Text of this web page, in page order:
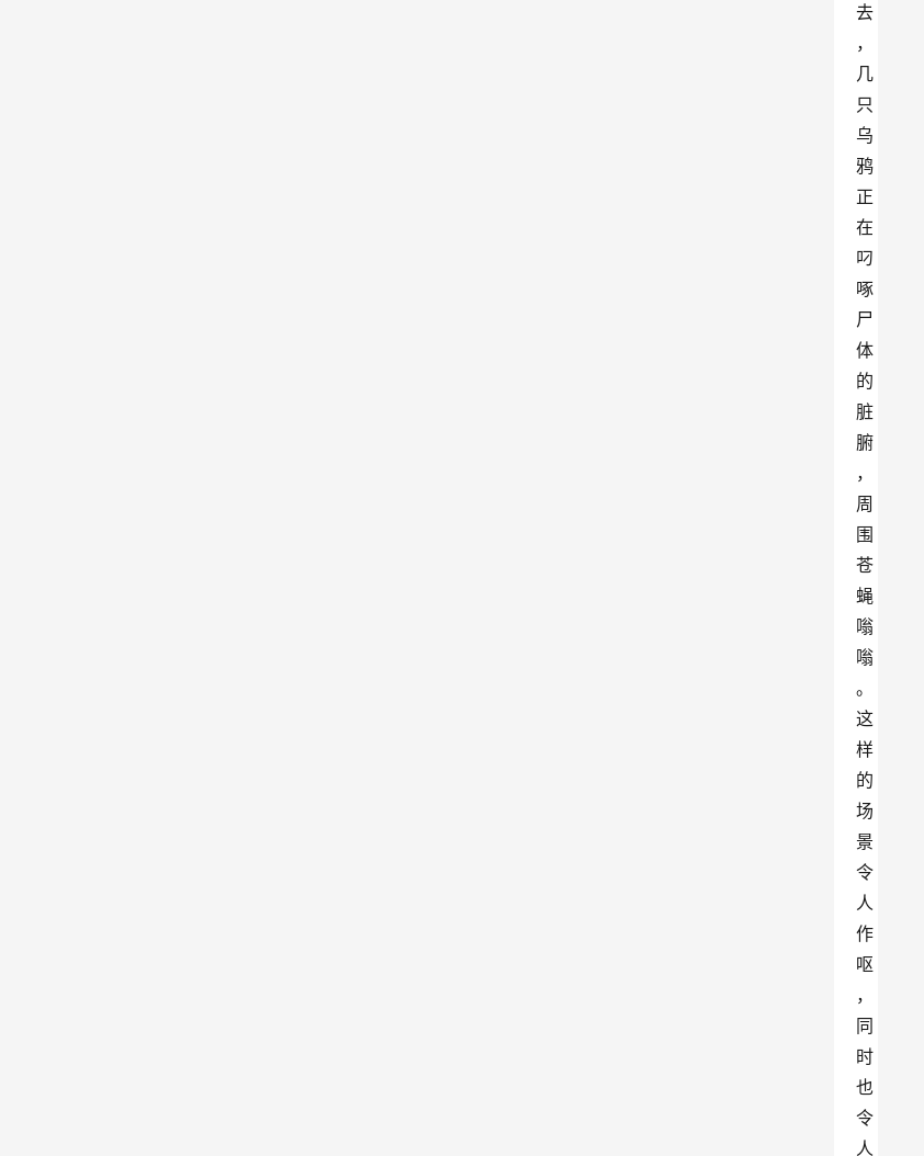
去
，
几
只
乌
鸦
正
在
叼
啄
尸
体
的
脏
腑
，
周
围
苍
蝇
嗡
嗡
。
这
样
的
场
景
令
人
作
呕
，
同
时
也
令
人